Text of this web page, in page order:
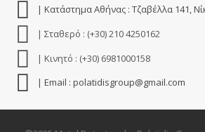
| Κατάστημα Αθήνας : Τζαβέλλα 141,
| Σταθερό : (+30) 210 4250162
| Κινητό : (+30) 6981000158
| Email : polatidisgroup@gmail.com